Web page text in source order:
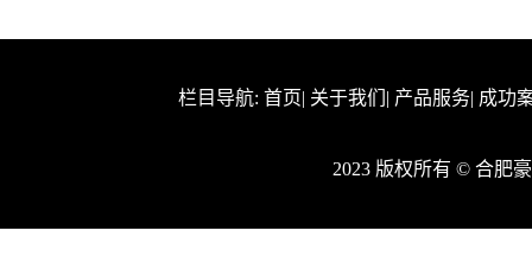
栏目导航: 首页| 关于我们 | 产品服务| 成功
2023 版权所有 © 合肥